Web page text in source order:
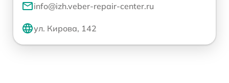
info@izh.veber-repair-center.ru
ул. Кирова, 142